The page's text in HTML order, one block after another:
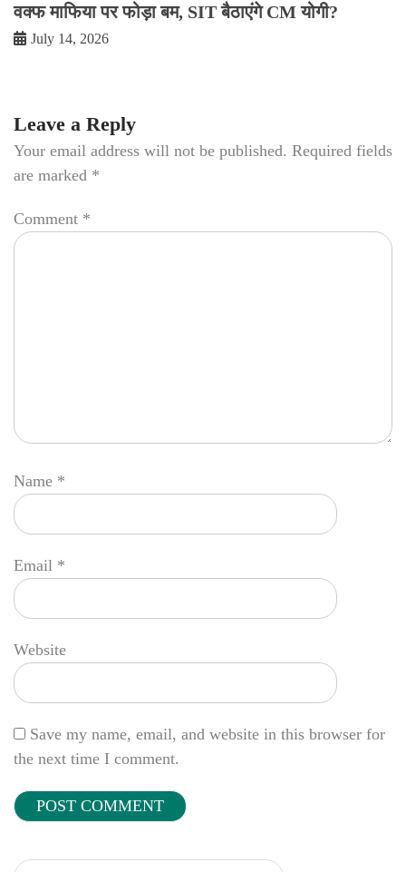
वक्फ माफिया पर फोड़ा बम, SIT बैठाएंगे CM योगी?
July 14, 2026
Leave a Reply
Your email address will not be published. Required fields
are marked *
Comment *
Name *
Email *
Website
Save my name, email, and website in this browser for
the next time I comment.